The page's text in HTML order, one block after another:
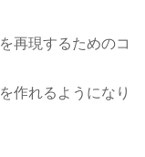
再現するためのコ
作れるようになり